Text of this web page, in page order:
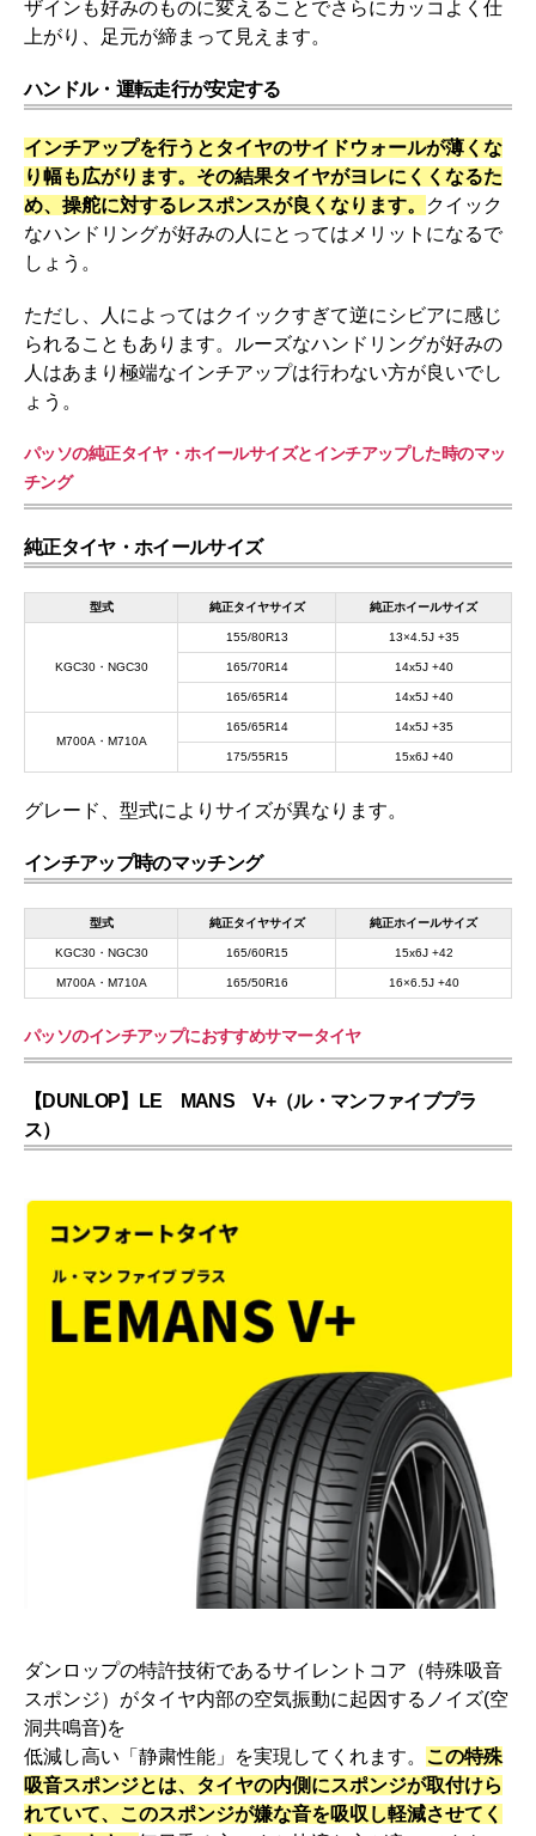
ザインも好みのものに変えることでさらにカッコよく仕
上がり、足元が締まって見えます。
ハンドル・運転走行が安定する
インチアップを行うとタイヤのサイドウォールが薄くな
り幅も広がります。その結果タイヤがヨレにくくなるた
め、操舵に対するレスポンスが良くなります。
クイック
なハンドリングが好みの人にとってはメリットになるで
しょう。
ただし、人によってはクイックすぎて逆にシビアに感じ
られることもあります。ルーズなハンドリングが好みの
人はあまり極端なインチアップは行わない方が良いでし
ょう。
パッソの純正タイヤ・ホイールサイズとインチアップした時のマッ
チング
純正タイヤ・ホイールサイズ
型式 純正タイヤサイズ 純正ホイールサイズ
KGC30・NGC30
155/80R13 13×4.5J +35
165/70R14 14x5J +40
165/65R14 14x5J +40
M700A・M710A
165/65R14 14x5J +35
175/55R15 15x6J +40
グレード、型式によりサイズが異なります。
インチアップ時のマッチング
型式 純正タイヤサイズ 純正ホイールサイズ
KGC30・NGC30 165/60R15 15x6J +42
M700A・M710A 165/50R16 16×6.5J +40
パッソのインチアップにおすすめサマータイヤ
【DUNLOP】LE MANS V+（ル・マンファイブプラ
ス）
ダンロップの特許技術であるサイレントコア（特殊吸音
スポンジ）がタイヤ内部の空気振動に起因するノイズ(空
洞共鳴音)を
低減し高い「静粛性能」を実現してくれます。 この特殊
吸音スポンジとは、タイヤの内側にスポンジが取付けら
れていて、このスポンジが嫌な音を吸収し軽減させてく